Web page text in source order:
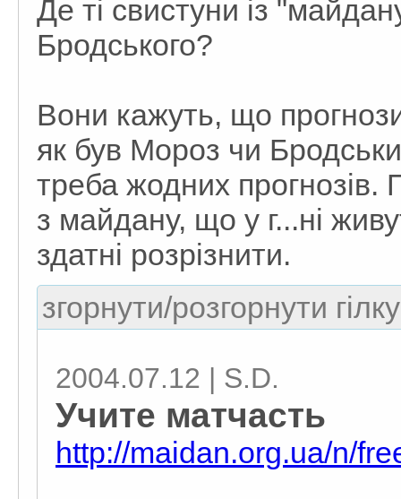
Де ті свистуни із
Бродського?
Вони кажуть, що
як був Мороз чи
треба жодних прогнозів.
з майдану, що у г...ні
здатні розрізнити.
згорнути/розгорнути
2004.07.12 | S.D.
Учите матчасть
http://maidan.org.ua/n/